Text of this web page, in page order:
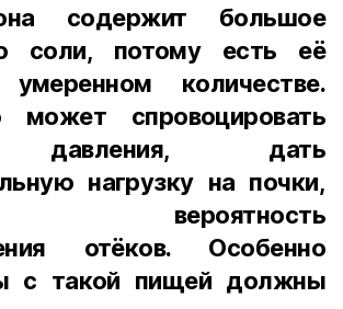
содержит большое
соли, потому есть её
количестве.
может спровоцировать
давления, дать
нагрузку на почки,
вероятность
отёков. Особенно
с такой пищей должны